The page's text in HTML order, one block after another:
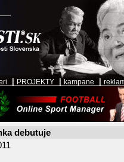
PROJEKTY kampane
debutuje